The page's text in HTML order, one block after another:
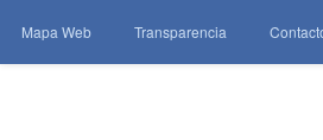
Mapa Web Transparencia